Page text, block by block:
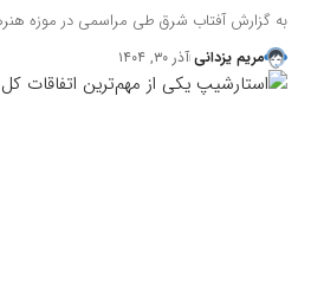
به گزارش آفتاب شرق طی مراسمی در موزه
مریم یزدانی آذر ۳۰, ۱۴۰۴